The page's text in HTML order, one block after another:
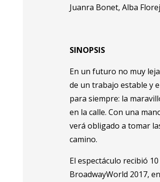
Juanra Bonet, Alba
SINOPSIS
En un futuro no muy
de un trabajo estable y
para siempre: la
en la calle. Con una
verá obligado a tomar
camino.
El espectáculo recibió
BroadwayWorld 2017,